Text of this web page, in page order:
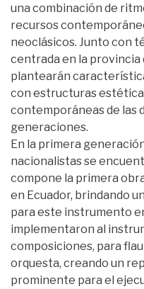
una combinación de
recursos
neoclásicos. Junto con
centrada en la provincia
plantearán
con estructuras
contemporáneas de las
generaciones.
En la primera
nacionalistas se
compone la primera
en Ecuador, brindando
para este instrumento
implementaron al
composiciones, para
orquesta, creando un
prominente para el